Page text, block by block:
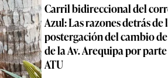
Carril bidireccional del
Azul: Las razones detrás de
postergación del cambio
de la Av. Arequipa por
ATU